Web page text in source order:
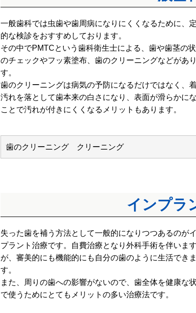
一般歯科では虫歯や歯周病になりにくくなるために、
的な検診をおすすめしております。
その中でPMTCという歯科衛生士による、歯や歯茎の
のチェックやフッ素塗布、歯のクリーニングなどがあ
す。
歯のクリーニングは病気の予防になるだけではなく、
汚れを落として歯本来の白さになり、表面が滑らかに
ことで汚れが付きにくくなるメリットもあります。
歯のクリーニング クリーニング
インプラ
失った歯を補う方法として一般的になりつつあるのが
プラント治療です。自費治療となり外科手術を伴います
が、審美的にも機能的にも自分の歯のように生活できま
す。
また、周りの歯への影響がないので、歯全体を健康な
で使うためにとてもメリットの多い治療法です。